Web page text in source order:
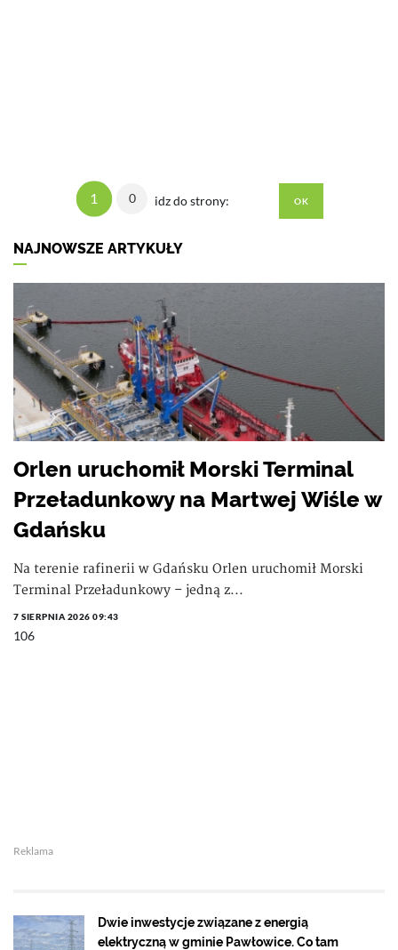
1 0 idz do strony:
NAJNOWSZE ARTYKUŁY
Orlen uruchomił Morski Terminal
Przeładunkowy na Martwej Wiśle w
Gdańsku
Na terenie rafinerii w Gdańsku Orlen uruchomił Morski
Terminal Przeładunkowy – jedną z...
7 SIERPNIA 2026 09:43
106
Reklama
Dwie inwestycje związane z energią
elektryczną w gminie Pawłowice. Co tam